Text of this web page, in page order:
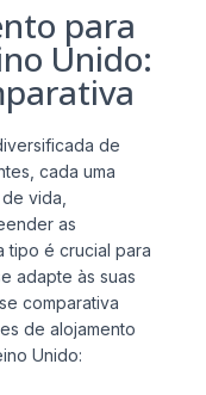
para
Unido:
de
cada uma
vida,
as
tipo é crucial para
adapte às suas
comparativa
de alojamento
Unido: